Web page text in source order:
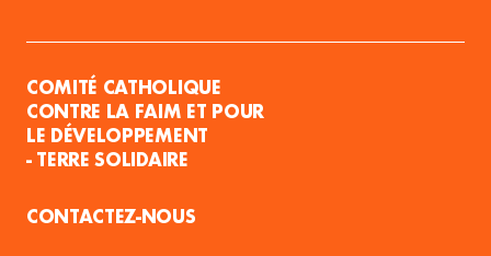
COMITÉ CATHOLIQUE
CONTRE LA FAIM ET POUR
LE DÉVELOPPEMENT
- TERRE SOLIDAIRE
CONTACTEZ-NOUS